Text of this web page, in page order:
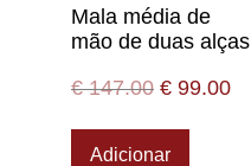
Mala média de
mão de duas alças
€147.00 € 99.00
Adicionar